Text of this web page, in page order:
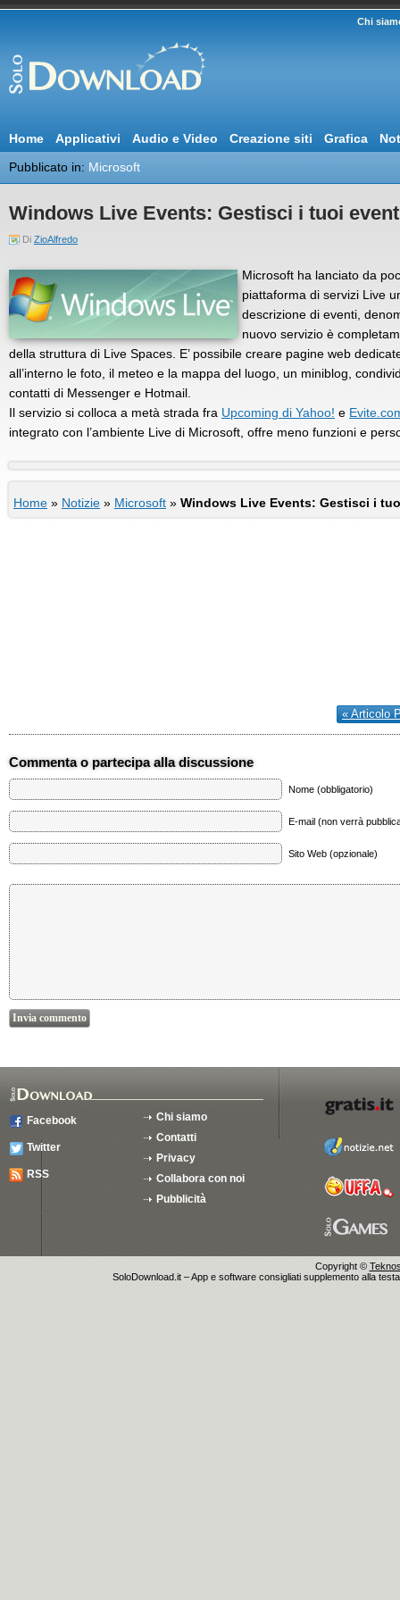
Chi
Home Applicativi Audio e Video Creazione siti Grafica
Pubblicato in: Microsoft
Windows Live Events: Gestisci i tuoi
Di ZioAlfredo
Microsoft ha lanciato da
piattaforma di servizi Live
descrizione di eventi,
nuovo servizio è
della struttura di Live Spaces. E’ possibile creare pagine web
all’interno le foto, il meteo e la mappa del luogo, un miniblog,
contatti di Messenger e Hotmail.
Il servizio si colloca a metà strada fra Upcoming di Yahoo! e
integrato con l’ambiente Live di Microsoft, offre meno funzioni e
Home » Notizie » Microsoft » Windows Live Events: Gestisci i
« Articolo
Commenta o partecipa alla discussione
Nome (obbligatorio)
E-mail (non verrà
Sito Web (opzionale)
Facebook
Twitter
RSS
Chi siamo
Contatti
Privacy
Collabora con noi
Pubblicità
Copyright ©
SoloDownload.it – App e software consigliati supplemento alla